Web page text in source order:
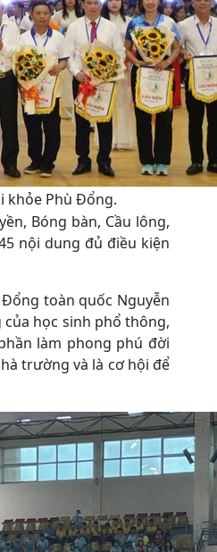
khỏe Phù Đổng.
Bóng bàn, Cầu lông,
nội dung đủ điều kiện
toàn quốc Nguyễn
học sinh phổ thông,
làm phong phú đời
trường và là cơ hội để